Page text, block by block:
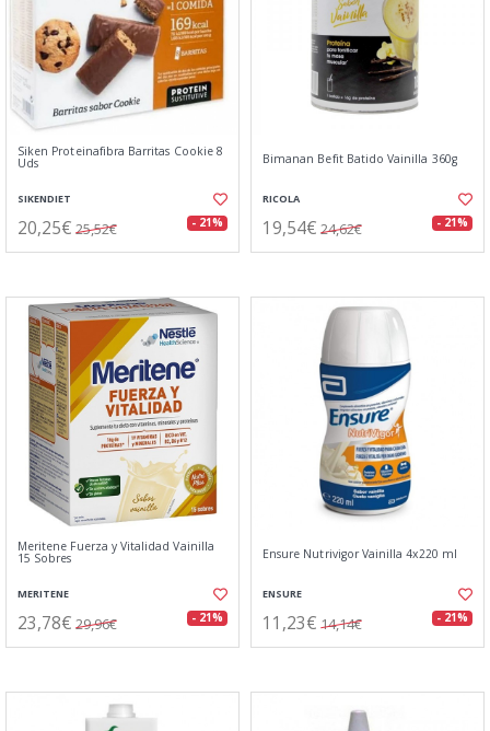
Siken Proteinafibra Barritas Cookie 8
Uds
SIKENDIET
20,25€ 25,52€ - 21%
Bimanan Befit Batido Vainilla 360g
RICOLA
19,54€ 24,62€ - 21%
Meritene Fuerza y Vitalidad Vainilla
15 Sobres
MERITENE
23,78€ 29,96€ - 21%
Ensure Nutrivigor Vainilla 4x220 ml
ENSURE
11,23€ 14,14€ - 21%